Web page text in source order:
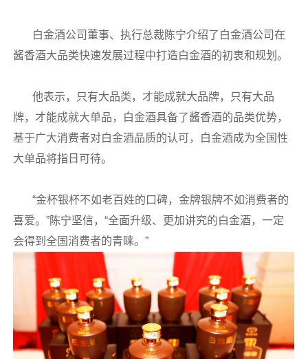
白金酒公司董事、执行总裁陈宁介绍了白金酒公司在
酱香酒大品类快速发展过程中打造白金酒的初衷和规划。
他表示，只有大品类，才能成就大品牌，只有大品
牌，才能成就大单品，白金酒具备了酱香酒的品类优势，
基于广大消费者对白金酒品质的认可，白金酒成为全国性
大单品将指日可待。
“金杯银杯不如老百姓的口碑，金牌银牌不如消费者的
喜爱。”陈宁坚信，“全面升级、更加讲究的白金酒，一定
会得到全国消费者的青睐。”